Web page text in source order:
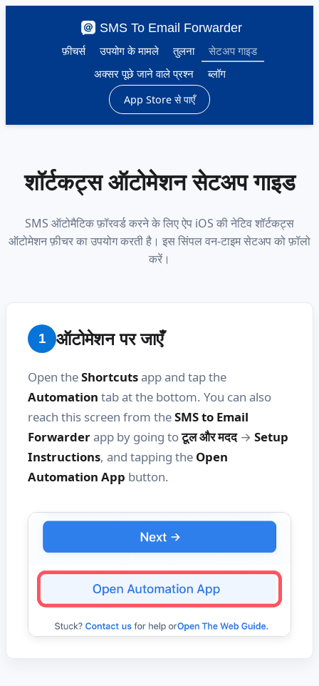
SMS To Email Forwarder
फ़ीचर्स
उपयोग के मामले तुलना
सेटअप गाइड
अक्सर पूछे जाने वाले प्रश्न
ब्लॉग
App Store से पाएँ
शॉर्टकट्स ऑटोमेशन सेटअप गाइड
SMS ऑटोमैटिक फ़ॉरवर्ड करने के लिए ऐप iOS की नेटिव शॉर्टकट्स
ऑटोमेशन फ़ीचर का उपयोग करती है। इस सिंपल वन-टाइम सेटअप को फ़ॉलो
करें।
1 ऑटोमेशन पर जाएँ
Open theShortcutsapp and tap the
Automation tab at the bottom. You can also
reach this screen from theSMS to Email
Forwarderapp by going toटूल और मदद→ Setup
Instructions, and tapping the Open
Automation App button.